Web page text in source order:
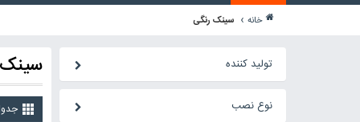
خانه › سینک رنگی
تولید کننده
نوع نصب